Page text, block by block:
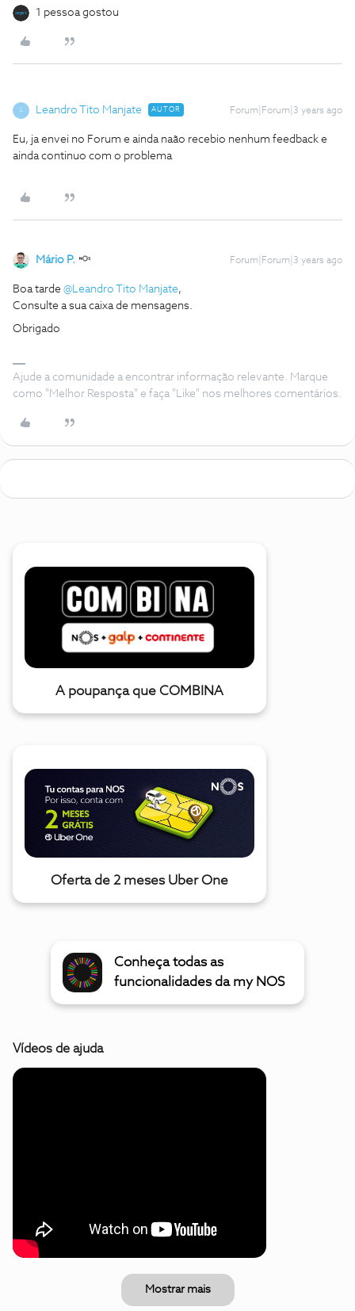
1 pessoa gostou
L Leandro Tito Manjate AUTOR Forum|Forum|3 years ago
Eu, ja envei no Forum e ainda naão recebio nenhum feedback e
ainda continuo com o problema
Mário P. Forum|Forum|3 years ago
Boa tarde @Leandro Tito Manjate,
Consulte a sua caixa de mensagens.
Obrigado
Ajude a comunidade a encontrar informação relevante. Marque
como "Melhor Resposta" e faça "Like" nos melhores comentários.
A poupança que COMBINA
Oferta de 2 meses Uber One
Conheça todas as
funcionalidades da my NOS
Vídeos de ajuda
Mostrar mais